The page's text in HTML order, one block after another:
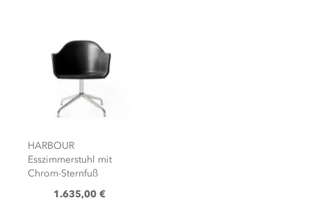
HARBOUR
Esszimmerstuhl mit
Chrom-Sternfuß
1.635,00 €